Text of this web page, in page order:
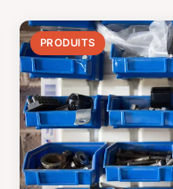
PRODUITS